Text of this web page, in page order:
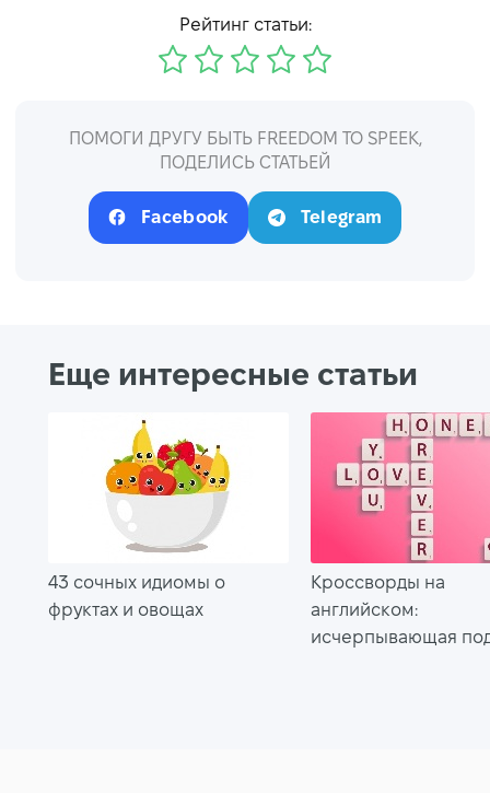
Рейтинг статьи:
ПОМОГИ ДРУГУ БЫТЬ FREEDOM TO SPEEK,
ПОДЕЛИСЬ СТАТЬЕЙ
Facebook Telegram
Еще интересные статьи
43 сочных идиомы о
фруктах и овощах
Кроссворды на
английском:
исчерпывающая